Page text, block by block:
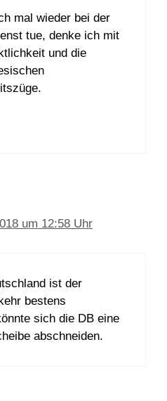
mal wieder bei der
tue, denke ich mit
und die
um 12:58 Uhr
ist der
bestens
sich die DB eine
abschneiden.